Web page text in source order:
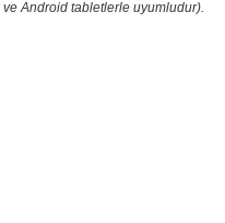
ve Android tabletlerle uyumludur).